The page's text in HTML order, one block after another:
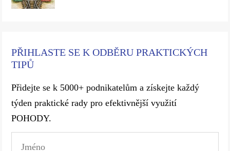
PŘIHLASTE SE K ODBĚRU PRAKTICKÝCH
TIPŮ
Přidejte se k 5000+ podnikatelům a získejte každý
týden praktické rady pro efektivnější využití
POHODY.